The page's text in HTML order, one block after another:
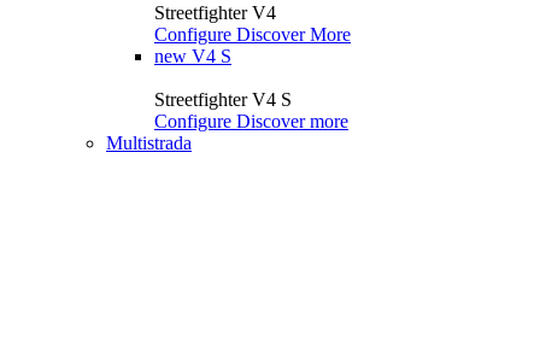
Streetfighter V4
Configure Discover More
new V4 S
Streetfighter V4 S
Configure Discover more
Multistrada